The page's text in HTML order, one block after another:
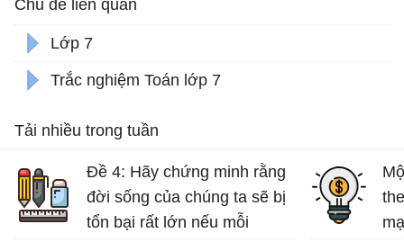
Chủ đề liên quan
Lớp 7
Trắc nghiệm Toán lớp 7
Tải nhiều trong tuần
Đề 4: Hãy chứng minh rằng
đời sống của chúng ta sẽ bị
tổn bại rất lớn nếu mỗi